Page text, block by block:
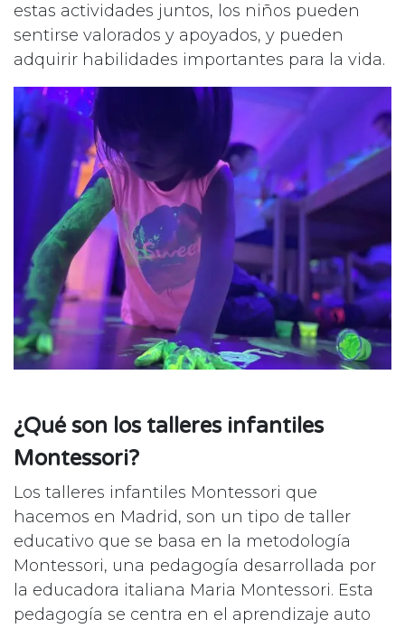
estas actividades juntos, los niños pueden
sentirse valorados y apoyados, y pueden
adquirir habilidades importantes para la vida.
¿Qué son los talleres infantiles
Montessori?
Los talleres infantiles Montessori que
hacemos en Madrid, son un tipo de taller
educativo que se basa en la metodología
Montessori, una pedagogía desarrollada por
la educadora italiana Maria Montessori. Esta
pedagogía se centra en el aprendizaje auto